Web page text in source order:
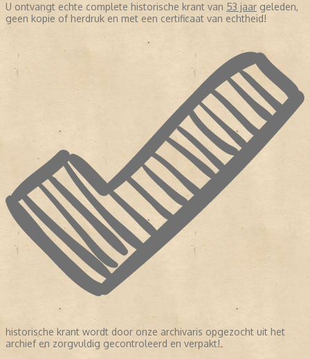
U ontvangt echte complete historische krant van 53 jaar geleden,
geen kopie of herdruk en met een certificaat van echtheid!
historische krant wordt door onze archivaris opgezocht uit het
archief en zorgvuldig gecontroleerd en verpakt!